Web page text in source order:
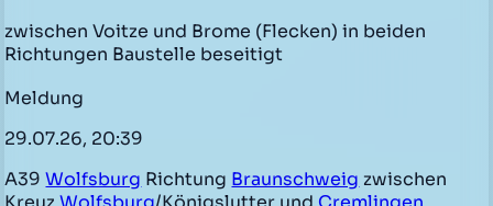
zwischen Voitze und Brome (Flecken) in beiden
Richtungen Baustelle beseitigt
Meldung
29.07.26, 20:39
A39Wolfsburg Richtung Braunschweig zwischen